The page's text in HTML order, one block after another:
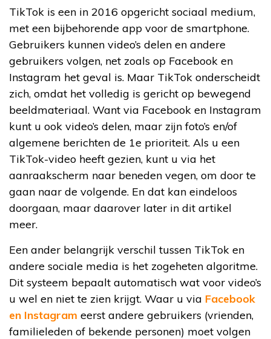
TikTok is een in 2016 opgericht sociaal medium,
met een bijbehorende app voor de smartphone.
Gebruikers kunnen video’s delen en andere
gebruikers volgen, net zoals op Facebook en
Instagram het geval is. Maar TikTok onderscheidt
zich, omdat het volledig is gericht op bewegend
beeldmateriaal. Want via Facebook en Instagram
kunt u ook video’s delen, maar zijn foto’s en/of
algemene berichten de 1e prioriteit. Als u een
TikTok-video heeft gezien, kunt u via het
aanraakscherm naar beneden vegen, om door te
gaan naar de volgende. En dat kan eindeloos
doorgaan, maar daarover later in dit artikel
meer.
Een ander belangrijk verschil tussen TikTok en
andere sociale media is het zogeheten algoritme.
Dit systeem bepaalt automatisch wat voor video’s
u wel en niet te zien krijgt. Waar u via Facebook
en Instagram eerst andere gebruikers (vrienden,
familieleden of bekende personen) moet volgen